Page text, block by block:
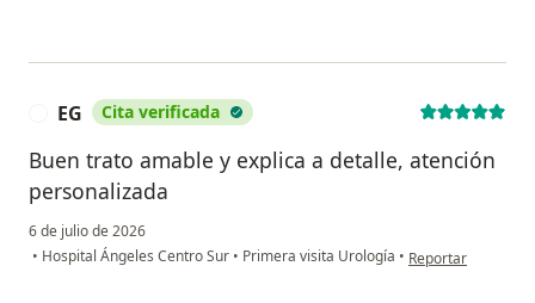
EG Cita verificada
Buen trato amable y explica a detalle, atención
personalizada
6 de julio de 2026
• Hospital Ángeles Centro Sur • Primera visita Urología • en opinión del
Reportar